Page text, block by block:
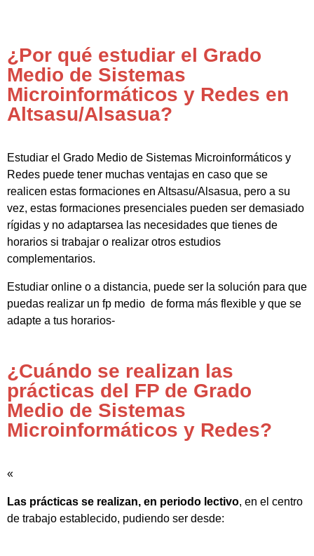
¿Por qué estudiar el Grado
Medio de Sistemas
Microinformáticos y Redes en
Altsasu/Alsasua?
Estudiar el Grado Medio de Sistemas Microinformáticos y
Redes puede tener muchas ventajas en caso que se
realicen estas formaciones en Altsasu/Alsasua, pero a su
vez, estas formaciones presenciales pueden ser demasiado
rígidas y no adaptarsea las necesidades que tienes de
horarios si trabajar o realizar otros estudios
complementarios.
Estudiar online o a distancia, puede ser la solución para que
puedas realizar un fp medio de forma más flexible y que se
adapte a tus horarios-
¿Cuándo se realizan las
prácticas del FP de Grado
Medio de Sistemas
Microinformáticos y Redes?
«
Las prácticas se realizan, en periodo lectivo, en el centro
de trabajo establecido, pudiendo ser desde: